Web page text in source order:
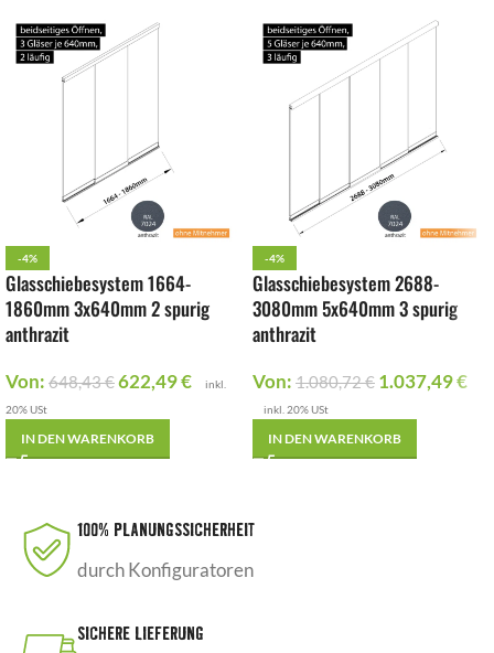
-4%
Glasschiebesystem 1664-
1860mm 3x640mm 2 spurig
anthrazit
Von: 648,43€622,49€ inkl.
20% USt
IN DEN WARENKORB
-4%
Glasschiebesystem 2688-
3080mm 5x640mm 3 spurig
anthrazit
Von: 1.080,72€ 1.037,49€
inkl. 20% USt
IN DEN WARENKORB
100% PLANUNGSSICHERHEIT
durch Konfiguratoren
SICHERE LIEFERUNG